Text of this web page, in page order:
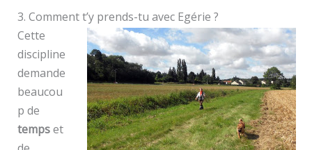
3. Comment t’y prends-tu avec Egérie ?
Cette
discipline
demande
beaucou
p de
tempset